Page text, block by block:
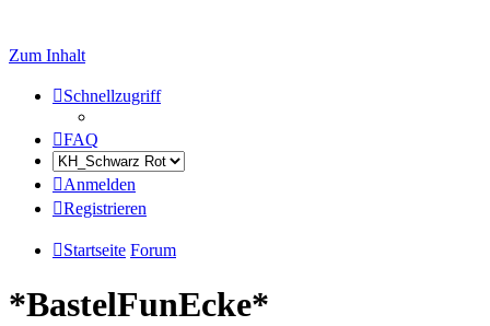
Zum Inhalt
Schnellzugriff
FAQ
Anmelden
Registrieren
Startseite Forum
*BastelFunEcke*